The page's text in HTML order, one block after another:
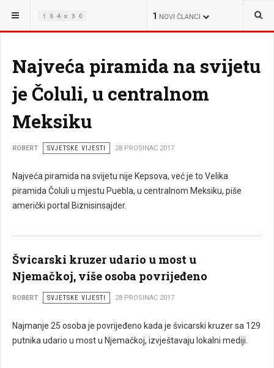
1 NOVI ČLANCI
NALAZITE SE OVDJE:
Najveća piramida na svijetu
je Čoluli, u centralnom
Meksiku
ROBERT SVJETSKE VIJESTI 28 PROSINAC 2017
Najveća piramida na svijetu nije Kepsova, već je to Velika
piramida Čoluli u mjestu Puebla, u centralnom Meksiku, piše
američki portal Biznisinsajder.
Švicarski kruzer udario u most u
Njemačkoj, više osoba povrijeđeno
ROBERT SVJETSKE VIJESTI 28 PROSINAC 2017
Najmanje 25 osoba je povrijeđeno kada je švicarski kruzer sa 129
putnika udario u most u Njemačkoj, izvještavaju lokalni mediji.